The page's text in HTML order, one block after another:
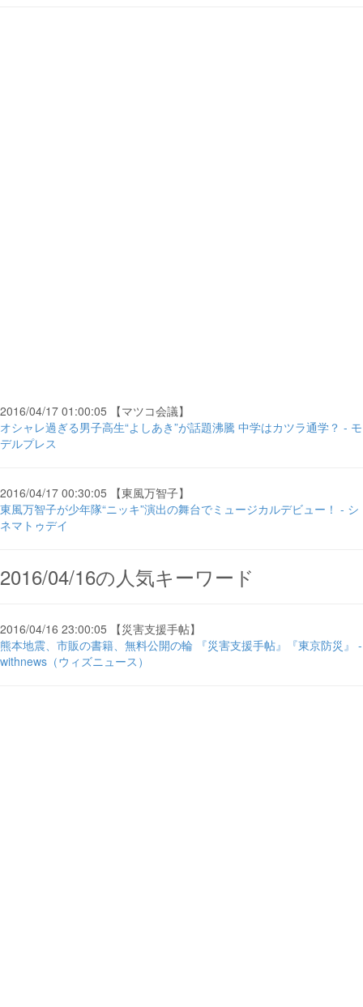
2016/04/17 01:00:05 【マツコ会議】
オシャレ過ぎる男子高生“よしあき”が話題沸騰 中学はカツラ通学？ - モ
デルプレス
2016/04/17 00:30:05 【東風万智子】
東風万智子が少年隊“ニッキ”演出の舞台でミュージカルデビュー！ - シ
ネマトゥデイ
2016/04/16の人気キーワード
2016/04/16 23:00:05 【災害支援手帖】
熊本地震、市販の書籍、無料公開の輪 『災害支援手帖』『東京防災』 -
withnews（ウィズニュース）